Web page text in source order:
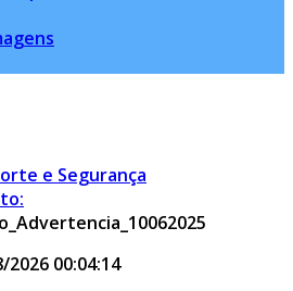
e Segurança
2026 00:04:15